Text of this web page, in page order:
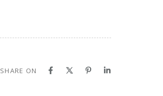
SHARE ON